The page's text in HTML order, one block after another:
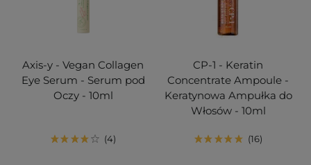
Axis-y - Vegan Collagen
Eye Serum - Serum pod
Oczy - 10ml
4
CP-1 - Keratin
Concentrate Ampoule -
Keratynowa Ampułka do
Włosów - 10ml
16